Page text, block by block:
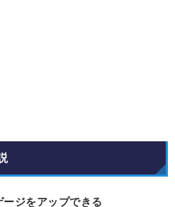
ジをアップできる